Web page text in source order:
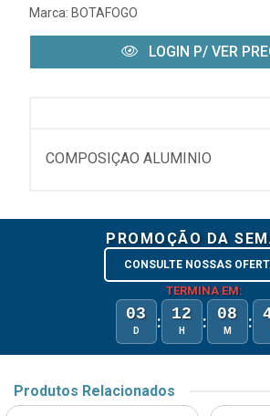
Marca: BOTAFOGO
LOGIN P/ VER
COMPOSIÇAO ALUMINIO
PROMOÇÃO DA
CONSULTE NOSSAS
TERMINA EM:
03
D : 12
H : 08
M :
Produtos Relacionados